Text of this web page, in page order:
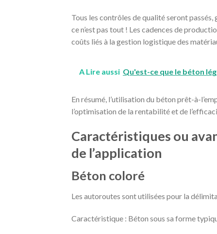
Tous les contrôles de qualité seront
ce n’est pas tout ! Les cadences de
coûts liés à la gestion logistique des
A Lire aussi Qu'est-ce que le béton
En résumé, l’utilisation du béton prêt-à-
l’optimisation de la rentabilité et de
Caractéristiques ou
de l’application
Béton coloré
Les autoroutes sont utilisées pour la
Caractéristique : Béton sous sa forme